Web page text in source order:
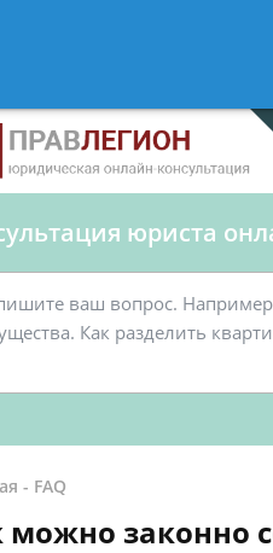
-
юриста
- FAQ
можно законно